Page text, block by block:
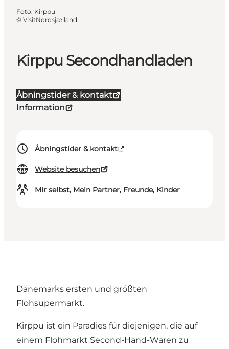
Kirppu Secondhandladen
Åbningstider & kontakt
Information
Åbningstider & kontakt
Website besuchen
Mir selbst, Mein Partner, Freunde, Kinder
Foto: Kirppu
© VisitNordsjælland
Dänemarks ersten und größten
Flohsupermarkt.
Kirppu ist ein Paradies für diejenigen, die auf
einem Flohmarkt Second-Hand-Waren zu